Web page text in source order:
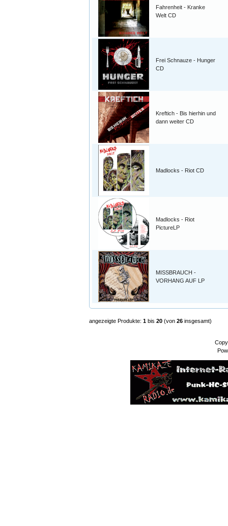
Fahrenheit - Kranke
Welt CD
Frei Schnauze - Hunger
CD
Kreftich - Bis hierhin und
dann weiter CD
Madlocks - Riot CD
Madlocks - Riot
PictureLP
MISSBRAUCH -
VORHANG AUF LP
angezeigte Produkte: 1 bis 20 (von 26 insgesamt)